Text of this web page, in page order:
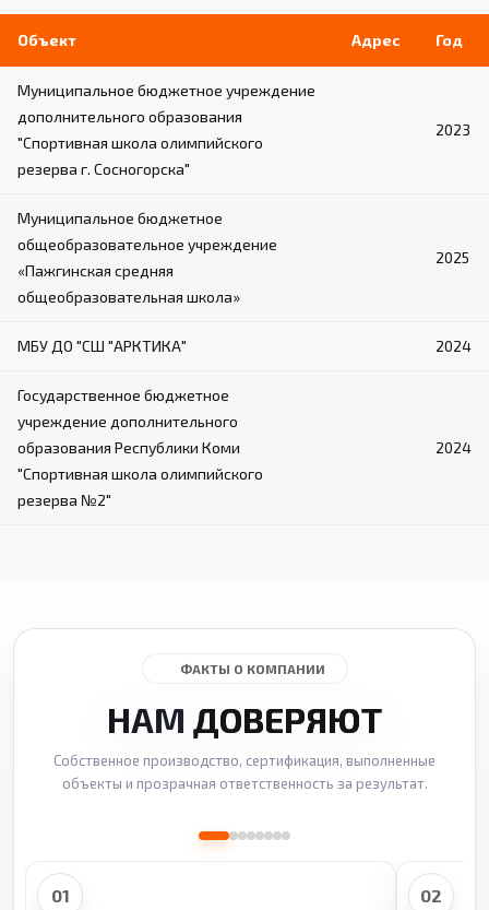
Объект Адрес Год
Муниципальное бюджетное учреждение
дополнительного образования
"Спортивная школа олимпийского
резерва г. Сосногорска"
2023
Муниципальное бюджетное
общеобразовательное учреждение
«Пажгинская средняя
общеобразовательная школа»
2025
МБУ ДО "СШ "АРКТИКА" 2024
Государственное бюджетное
учреждение дополнительного
образования Республики Коми
"Спортивная школа олимпийского
резерва №2"
2024
ФАКТЫ О КОМПАНИИ
НАМ ДОВЕРЯЮТ
Собственное производство, сертификация, выполненные
объекты и прозрачная ответственность за результат.
01 02